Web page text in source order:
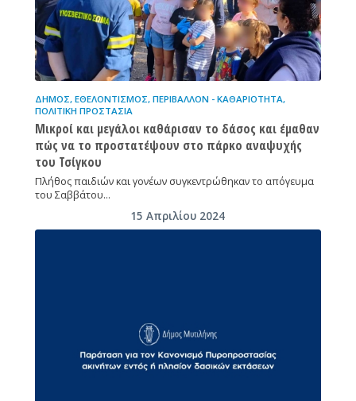
ΔΉΜΟΣ, ΕΘΕΛΟΝΤΙΣΜΌΣ, ΠΕΡΙΒΆΛΛΟΝ - ΚΑΘΑΡΙΌΤΗΤΑ,
ΠΟΛΙΤΙΚΉ ΠΡΟΣΤΑΣΊΑ
Μικροί και μεγάλοι καθάρισαν το δάσος και έμαθαν
πώς να το προστατέψουν στο πάρκο αναψυχής
του Τσίγκου
Πλήθος παιδιών και γονέων συγκεντρώθηκαν το απόγευμα
του Σαββάτου…
15 Απριλίου 2024